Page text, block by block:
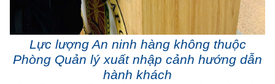
Lực lượng An ninh hàng không thuộc
Phòng Quản lý xuất nhập cảnh hướng dẫn
hành khách